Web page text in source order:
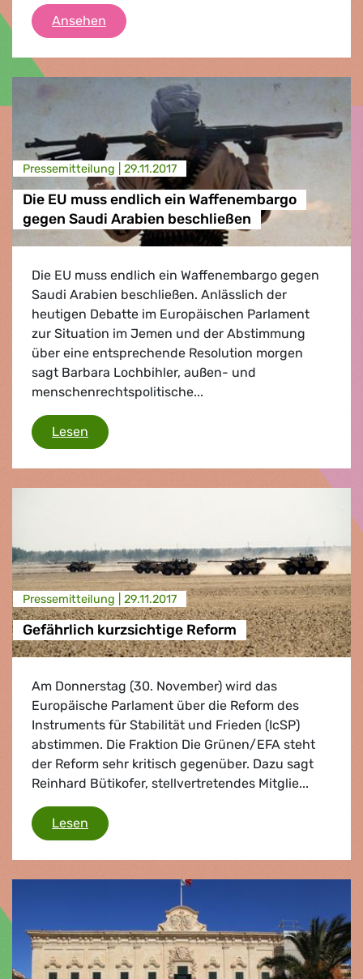
Ansehen Grüne/EFA Pressebriefing
Presse­mitteilung | 29.11.2017
Die EU muss endlich ein Waffenembargo
gegen Saudi Arabien beschließen
Die EU muss endlich ein Waffenembargo gegen
Saudi Arabien beschließen. Anlässlich der
heutigen Debatte im Europäischen Parlament
zur Situation im Jemen und der Abstimmung
über eine entsprechende Resolution morgen
sagt Barbara Lochbihler, außen- und
menschenrechtspolitische...
Lesen Die EU muss endlich ein Waffenembargo
Presse­mitteilung | 29.11.2017
Gefährlich kurzsichtige Reform
Am Donnerstag (30. November) wird das
Europäische Parlament über die Reform des
Instruments für Stabilität und Frieden (IcSP)
abstimmen. Die Fraktion Die Grünen/EFA steht
der Reform sehr kritisch gegenüber. Dazu sagt
Reinhard Bütikofer, stellvertretendes Mitglie...
Lesen Gefährlich kurzsichtige Reform